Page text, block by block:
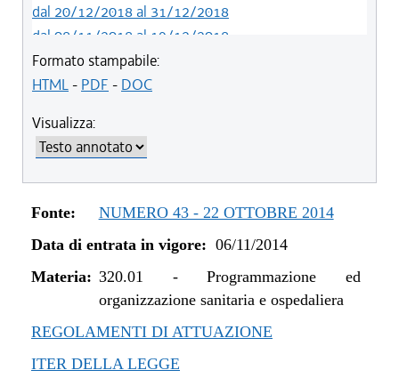
dal 20/12/2018 al 31/12/2018
dal 08/11/2018 al 19/12/2018
dal 29/03/2018 al 07/11/2018
dal 15/02/2018 al 28/03/2018
dal 10/08/2017 al 04/01/2018
dal 13/08/2016 al 09/08/2017
dal 13/01/2016 al 12/08/2016
dal 11/08/2015 al 12/01/2016
dal 01/01/2015 al 06/01/2015
dal 06/11/2014 al 31/12/2014
Formato stampabile:
HTML- PDF - DOC
Visualizza:
Fonte:
NUMERO 43 - 22 OTTOBRE 2014
Data di entrata in vigore: 06/11/2014
Materia: 320.01 -Programmazione ed
organizzazione sanitaria e ospedaliera
REGOLAMENTI DI ATTUAZIONE
ITER DELLA LEGGE